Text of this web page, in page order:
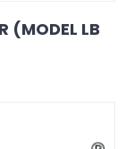
(MODEL LB